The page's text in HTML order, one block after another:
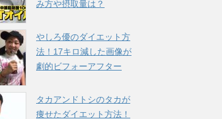
み方や摂取量は？
やしろ優のダイエット方
法！17キロ減した画像が
劇的ビフォーアフター
タカアンドトシのタカが
痩せたダイエット方法！